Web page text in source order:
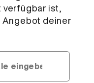
Wasser,